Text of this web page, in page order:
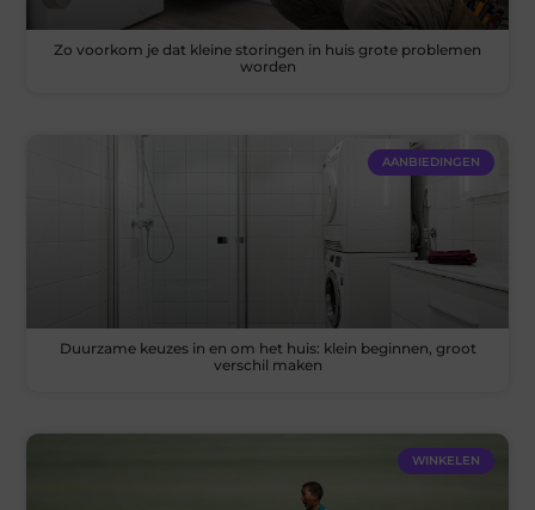
Zo voorkom je dat kleine storingen in huis grote problemen
worden
AANBIEDINGEN
Duurzame keuzes in en om het huis: klein beginnen, groot
verschil maken
WINKELEN